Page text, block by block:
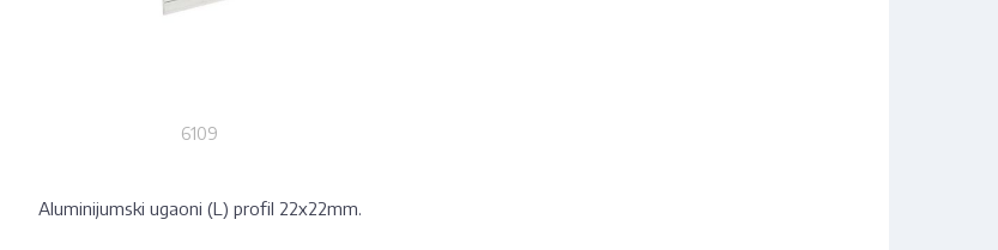
6109
Aluminijumski ugaoni (L) profil 22x22mm.